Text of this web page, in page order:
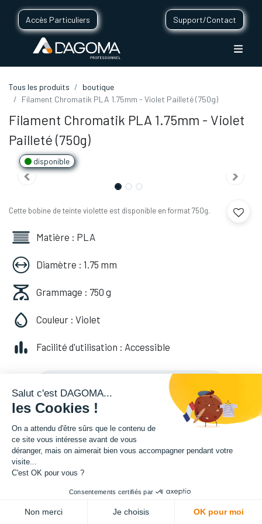
Accès Particuliers Support/Contact
Tous les produits
boutique
Filament Chromatik PLA 1.75mm - Violet Pailleté (750g)
Filament Chromatik PLA 1.75mm - Violet
Pailleté (750g)
disponible
Cette bobine de teinte violette est disponible en format 750g.
Matière : PLA
Diamètre : 1.75 mm
Grammage : 750 g
Couleur : Violet
Facilité d'utilisation : Accessible
24,99€HT
(24,99 TVA comprise)
Salut c'est DAGOMA...
les Cookies !
On a attendu d'être sûrs que le contenu de
ce site vous intéresse avant de vous
déranger, mais on aimerait bien vous accompagner pendant votre
visite...
C'est OK pour vous ?
Consentements certifiés par
Non merci Je choisis OK pour moi